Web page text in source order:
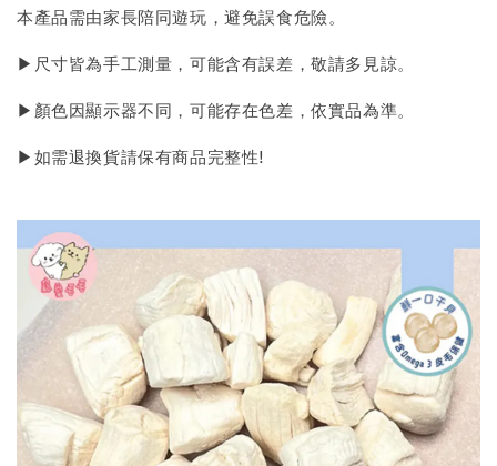
本產品需由家長陪同遊玩，避免誤食危險。
▶尺寸皆為手工測量，可能含有誤差，敬請多見諒。
▶顏色因顯示器不同，可能存在色差，依實品為準。
▶如需退換貨請保有商品完整性!